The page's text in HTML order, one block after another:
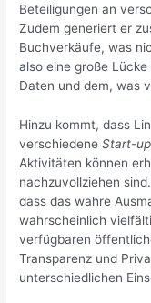
Beteiligungen an
Zudem generiert er
Buchverkäufe, was
also eine große
Daten und dem, was
Hinzu kommt, dass
verschiedeneStart-
Aktivitäten können
nachzuvollziehen
dass das wahre
wahrscheinlich
verfügbaren
Transparenz und
unterschiedlichen